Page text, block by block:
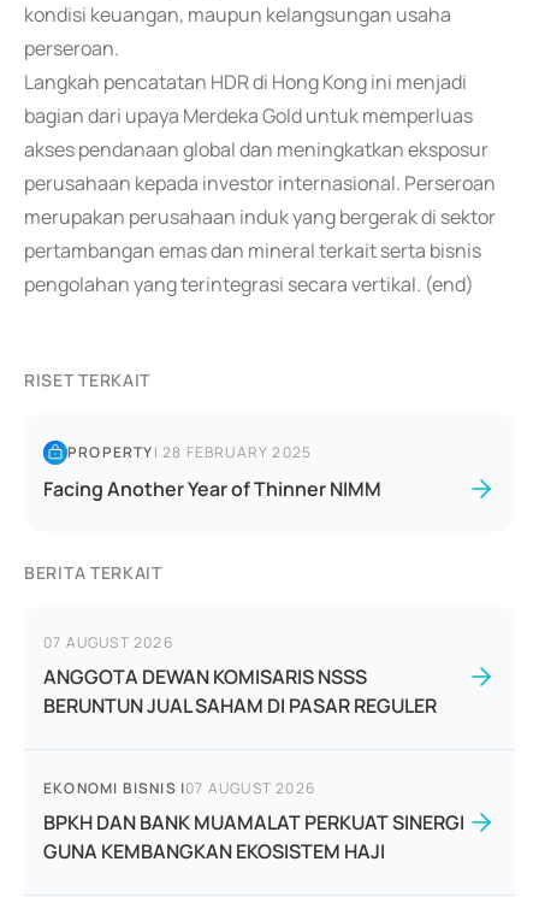
kondisi keuangan, maupun kelangsungan usaha
perseroan.
Langkah pencatatan HDR di Hong Kong ini menjadi
bagian dari upaya Merdeka Gold untuk memperluas
akses pendanaan global dan meningkatkan eksposur
perusahaan kepada investor internasional. Perseroan
merupakan perusahaan induk yang bergerak di sektor
pertambangan emas dan mineral terkait serta bisnis
pengolahan yang terintegrasi secara vertikal. (end)
RISET TERKAIT
PROPERTY|28 FEBRUARY 2025
Facing Another Year of Thinner NIMM
BERITA TERKAIT
07 AUGUST 2026
ANGGOTA DEWAN KOMISARIS NSSS
BERUNTUN JUAL SAHAM DI PASAR REGULER
EKONOMI BISNIS |07 AUGUST 2026
BPKH DAN BANK MUAMALAT PERKUAT SINERGI
GUNA KEMBANGKAN EKOSISTEM HAJI